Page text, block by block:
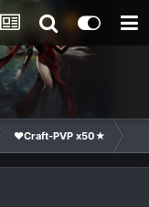
❤Craft-PVP x50★